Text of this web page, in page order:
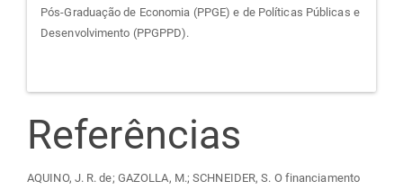
Pós-Graduação de Economia (PPGE) e de Políticas Públicas e
Desenvolvimento (PPGPPD).
Referências
AQUINO, J. R. de; GAZOLLA, M.; SCHNEIDER, S. O financiamento